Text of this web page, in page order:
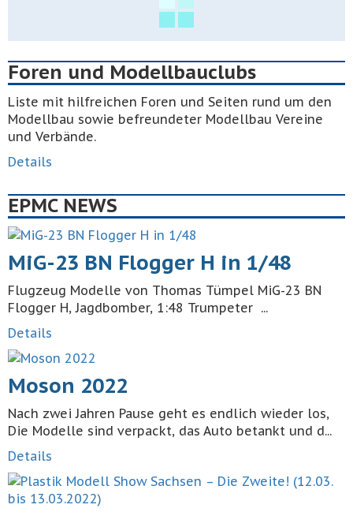
Foren und Modellbauclubs
Liste mit hilfreichen Foren und Seiten rund um den
Modellbau sowie befreundeter Modellbau Vereine
und Verbände.
Details
EPMC NEWS
MiG-23 BN Flogger H in 1/48
Flugzeug Modelle von Thomas Tümpel MiG-23 BN
Flogger H, Jagdbomber, 1:48 Trumpeter ...
Details
Moson 2022
Nach zwei Jahren Pause geht es endlich wieder los,
Die Modelle sind verpackt, das Auto betankt und d...
Details